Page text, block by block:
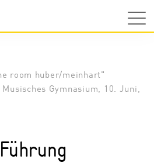
room huber/meinhart"
Gymnasium, 10. Juni,